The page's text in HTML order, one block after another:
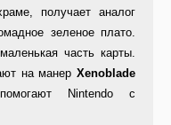
получает аналог
зеленое плато.
часть карты.
на манер Xenoblade
Nintendo с